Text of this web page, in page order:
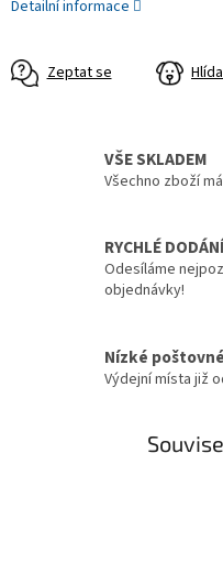
Detailní informace
Zeptat se
VŠE SKLADEM
Všechno zboží
RYCHLÉ DODÁNÍ
Odesíláme
objednávky!
Nízké poštovné
Výdejní místa již